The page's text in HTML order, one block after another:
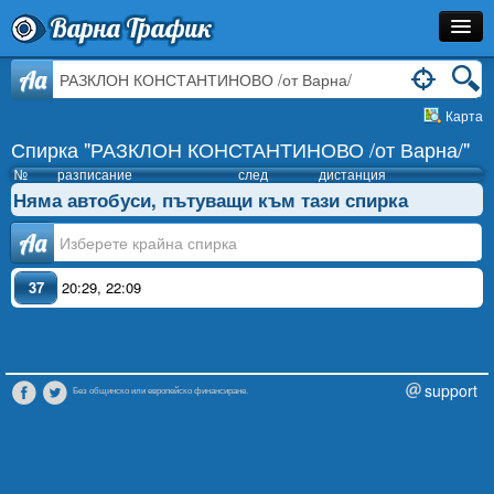
Варна Трафик
Спирка
Разписание
Как Да Стигна?
Инфо
Aa
Карта
Спирка "РАЗКЛОН КОНСТАНТИНОВО /от Варна/"
№ разписание след дистанция
Няма автобуси, пътуващи към тази спирка
Аа
37 20:29, 22:09
Без общинско или европейско финансиране. support